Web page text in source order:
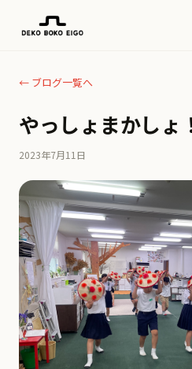
← ブログ一覧へ
やっしょまかしょ
2023年7月11日